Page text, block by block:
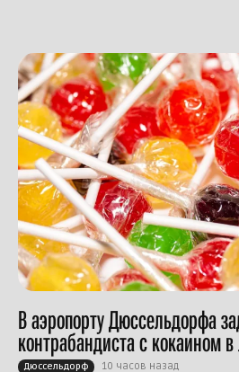
В аэропорту Дюссельдорфа
контрабандиста с кокаином
Дюссельдорф 10 часов назад